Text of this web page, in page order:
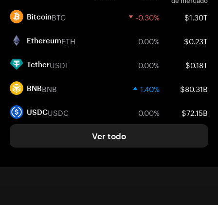
BitcoinBTC -0.30% $1.30T
EthereumETH 0.00% $0.23T
TetherUSDT 0.00% $0.18T
BNBBNB 1.40% $80.31B
USDCUSDC 0.00% $72.15B
Ver todo